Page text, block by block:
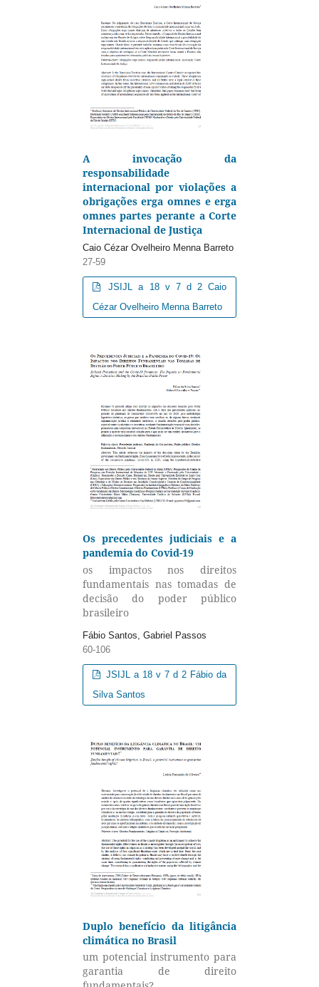
A invocação da
responsabilidade
internacional por violações a
obrigações erga omnes e erga
omnes partes perante a Corte
Internacional de Justiça
Caio Cézar Ovelheiro Menna Barreto
27-59
JSIJL a 18 v 7 d 2 Caio
Cézar Ovelheiro Menna Barreto
Os precedentes judiciais e a
pandemia do Covid-19
os impactos nos direitos
fundamentais nas tomadas de
decisão do poder público
brasileiro
Fábio Santos, Gabriel Passos
60-106
JSIJL a 18 v 7 d 2 Fábio da
Silva Santos
Duplo benefício da litigância
climática no Brasil
um potencial instrumento para
garantia de direito